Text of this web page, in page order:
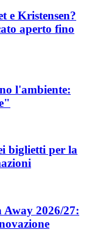
e Kristensen?
aperto fino
l'ambiente:
biglietti per la
Away 2026/27: